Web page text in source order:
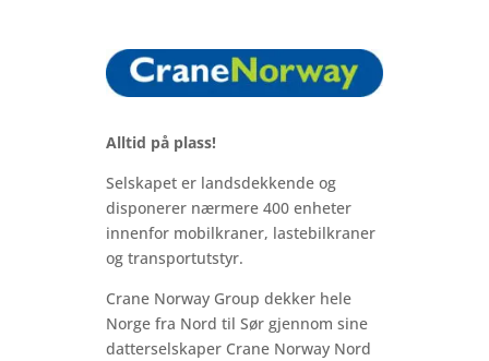
Alltid på plass!
Selskapet er landsdekkende og
disponerer nærmere 400 enheter
innenfor mobilkraner, lastebilkraner
og transportutstyr.
Crane Norway Group dekker hele
Norge fra Nord til Sør gjennom sine
datterselskaper Crane Norway Nord